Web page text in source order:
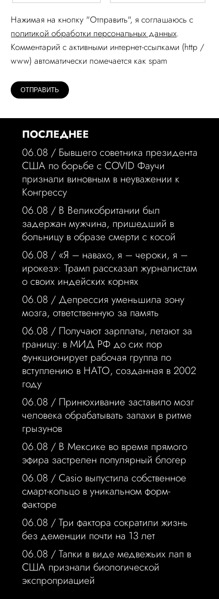
Нажимая на кнопку "Отправить", я соглашаюсь c
политикой обработки персональных данных.
Комментарий c активными интернет-ссылками (http /
www) автоматически помечается как spam
ПОСЛЕДНЕЕ
06.08 / Бывшего советника президента
США по борьбе с COVID Фаучи
признали виновным в неуважении к
Конгрессу
06.08 / В Великобритании был
задержан мужчина, пришедший в
больницу в образе смерти с косой
06.08 / «Я – навахо, я – чероки, я –
ирокез»: Трамп рассказал журналистам
о своих индейских корнях
06.08 / Депрессия уменьшила зону
мозга, ответственную за память
06.08 / Получают зарплаты, летают за
границу: в МИД РФ до сих пор
функционирует рабочая группа по
вступлению в НАТО, созданная в 2002
году
06.08 / Принюхивание заставило мозг
человека обрабатывать запахи в ритме
грызунов
06.08 / В Мексике во время прямого
эфира застрелен популярный блогер
06.08 / Casio выпустила собственное
смарт-кольцо в уникальном форм-
факторе
06.08 / Три фактора сократили жизнь
без деменции почти на 13 лет
06.08 / Тапки в виде медвежьих лап в
США признали биологической
экспроприацией